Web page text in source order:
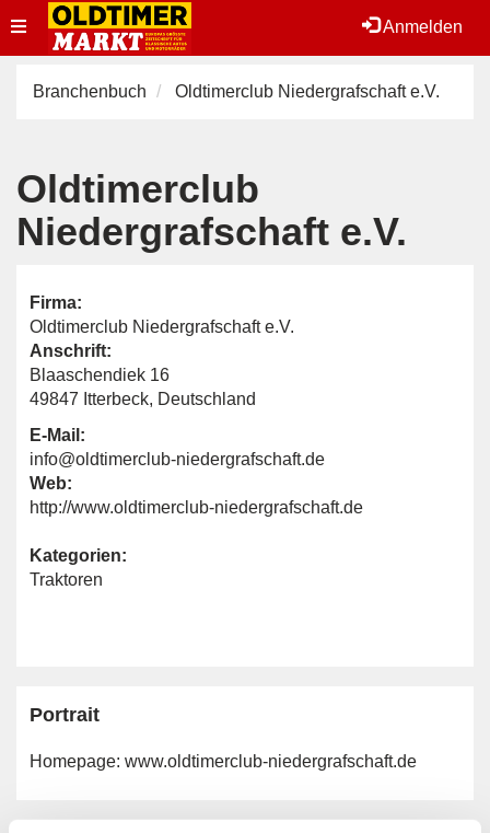
Anmelden
Toggle
navigation
Branchenbuch Oldtimerclub Niedergrafschaft e.V.
Oldtimerclub
Niedergrafschaft e.V.
Firma:
Oldtimerclub Niedergrafschaft e.V.
Anschrift:
Blaaschendiek 16
49847 Itterbeck, Deutschland
E-Mail:
info@oldtimerclub-niedergrafschaft.de
Web:
http://www.oldtimerclub-niedergrafschaft.de
Kategorien:
Traktoren
Portrait
Homepage: www.oldtimerclub-niedergrafschaft.de